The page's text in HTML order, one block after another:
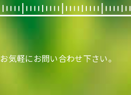
お気軽にお問い合わせ下さい。